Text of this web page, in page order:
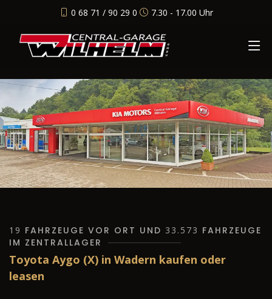
0 68 71 / 90 29 0 7.30 - 17.00 Uhr
19 FAHRZEUGE VOR ORT UND 33.573 FAHRZEUGE
IM ZENTRALLAGER
Toyota Aygo (X) in Wadern kaufen oder
leasen